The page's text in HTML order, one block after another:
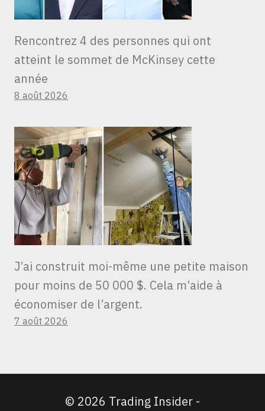
Rencontrez 4 des personnes qui ont
atteint le sommet de McKinsey cette
année
8 août 2026
J’ai construit moi-même une petite maison
pour moins de 50 000 $. Cela m’aide à
économiser de l’argent.
7 août 2026
© 2026 Trading Insider -